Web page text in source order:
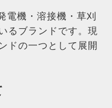
電機・溶接機・草刈
るブランドです。現
ドの一つとして展開